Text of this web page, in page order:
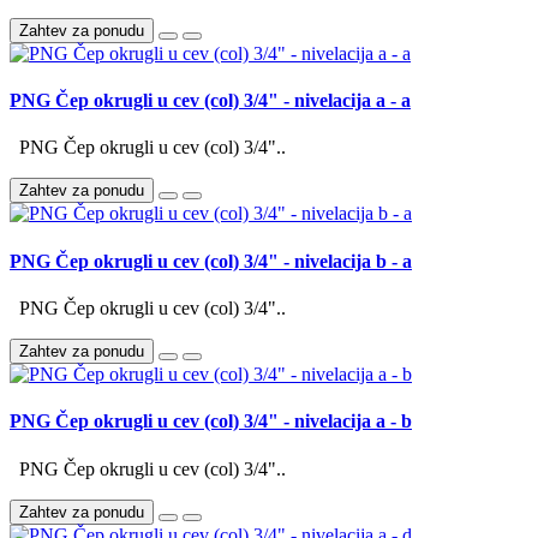
Zahtev za ponudu
PNG Čep okrugli u cev (col) 3/4" - nivelacija a - a
PNG Čep okrugli u cev (col) 3/4"..
Zahtev za ponudu
PNG Čep okrugli u cev (col) 3/4" - nivelacija b - a
PNG Čep okrugli u cev (col) 3/4"..
Zahtev za ponudu
PNG Čep okrugli u cev (col) 3/4" - nivelacija a - b
PNG Čep okrugli u cev (col) 3/4"..
Zahtev za ponudu